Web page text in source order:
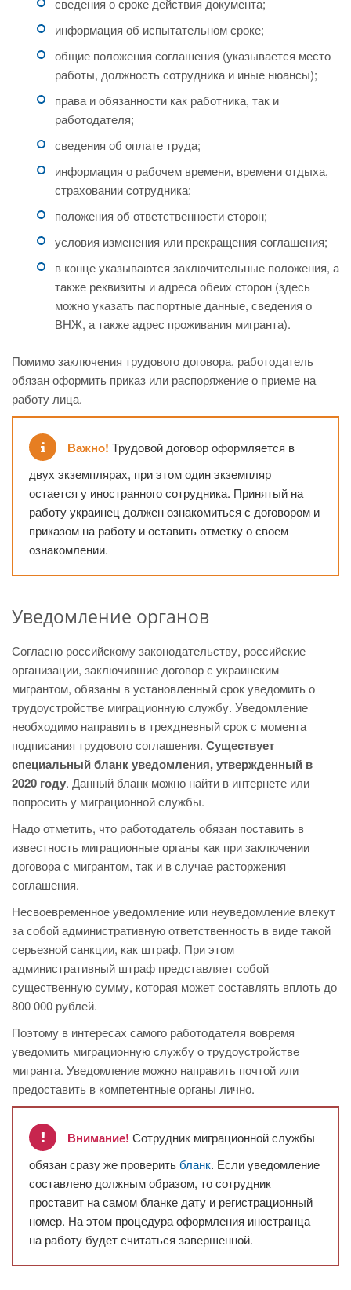
сведения о сроке действия документа;
информация об испытательном сроке;
общие положения соглашения (указывается место
работы, должность сотрудника и иные нюансы);
права и обязанности как работника, так и
работодателя;
сведения об оплате труда;
информация о рабочем времени, времени отдыха,
страховании сотрудника;
положения об ответственности сторон;
условия изменения или прекращения соглашения;
в конце указываются заключительные положения, а
также реквизиты и адреса обеих сторон (здесь
можно указать паспортные данные, сведения о
ВНЖ, а также адрес проживания мигранта).
Помимо заключения трудового договора, работодатель
обязан оформить приказ или распоряжение о приеме на
работу лица.
Важно! Трудовой договор оформляется в
двух экземплярах, при этом один экземпляр
остается у иностранного сотрудника. Принятый на
работу украинец должен ознакомиться с договором и
приказом на работу и оставить отметку о своем
ознакомлении.
Уведомление органов
Согласно российскому законодательству, российские
организации, заключившие договор с украинским
мигрантом, обязаны в установленный срок уведомить о
трудоустройстве миграционную службу. Уведомление
необходимо направить в трехдневный срок с момента
подписания трудового соглашения. Существует
специальный бланк уведомления, утвержденный в
2020 году. Данный бланк можно найти в интернете или
попросить у миграционной службы.
Надо отметить, что работодатель обязан поставить в
известность миграционные органы как при заключении
договора с мигрантом, так и в случае расторжения
соглашения.
Несвоевременное уведомление или неуведомление влекут
за собой административную ответственность в виде такой
серьезной санкции, как штраф. При этом
административный штраф представляет собой
существенную сумму, которая может составлять вплоть до
800 000 рублей.
Поэтому в интересах самого работодателя вовремя
уведомить миграционную службу о трудоустройстве
мигранта. Уведомление можно направить почтой или
предоставить в компетентные органы лично.
Внимание! Сотрудник миграционной службы
обязан сразу же проверитьбланк. Если уведомление
составлено должным образом, то сотрудник
проставит на самом бланке дату и регистрационный
номер. На этом процедура оформления иностранца
на работу будет считаться завершенной.